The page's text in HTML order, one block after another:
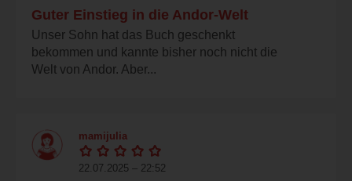
Guter Einstieg in die Andor-Welt
Unser Sohn hat das Buch geschenkt
bekommen und kannte bisher noch nicht die
Welt von Andor. Aber...
mamijulia
22.07.2025 – 22:52